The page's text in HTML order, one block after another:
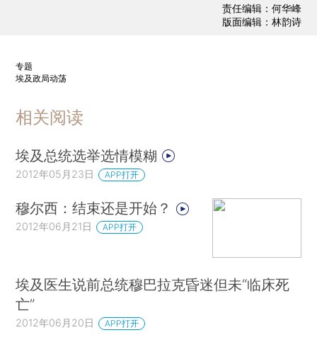
责任编辑：何华峰
版面编辑：林韵诗
专题
埃及政局动荡
相关阅读
埃及总统选举选情模糊
2012年05月23日 APP打开
穆尔西：结束还是开始？
2012年06月21日 APP打开
埃及医生说前总统穆巴拉克昏迷但未“临床死
亡”
2012年06月20日 APP打开